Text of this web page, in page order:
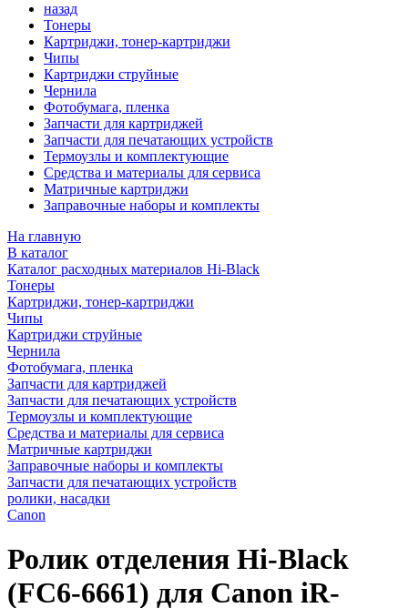
назад
Тонеры
Картриджи, тонер-картриджи
Чипы
Картриджи струйные
Чернила
Фотобумага, пленка
Запчасти для картриджей
Запчасти для печатающих устройств
Термоузлы и комплектующие
Средства и материалы для сервиса
Матричные картриджи
Заправочные наборы и комплекты
На главную
В каталог
Каталог расходных материалов Hi-Black
Тонеры
Картриджи, тонер-картриджи
Чипы
Картриджи струйные
Чернила
Фотобумага, пленка
Запчасти для картриджей
Запчасти для печатающих устройств
Термоузлы и комплектующие
Средства и материалы для сервиса
Матричные картриджи
Заправочные наборы и комплекты
Запчасти для печатающих устройств
ролики, насадки
Canon
Ролик отделения Hi-Black
(FC6-6661) для Canon iR-